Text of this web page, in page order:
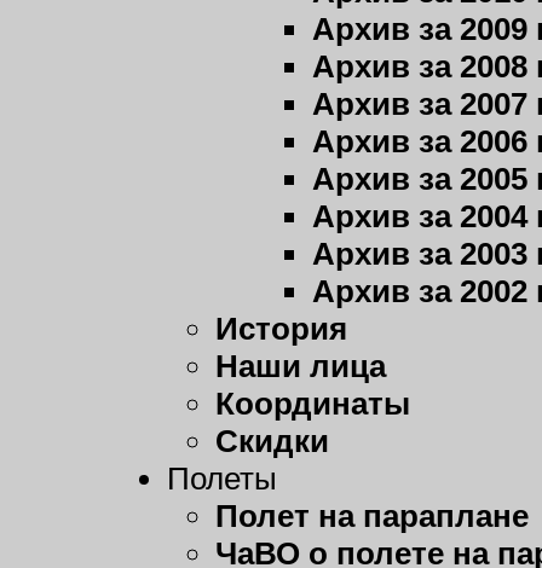
Архив за 2009
Архив за 2008
Архив за 2007
Архив за 2006
Архив за 2005
Архив за 2004
Архив за 2003
Архив за 2002
История
Наши лица
Координаты
Скидки
Полеты
Полет на параплане
ЧаВО о полете на